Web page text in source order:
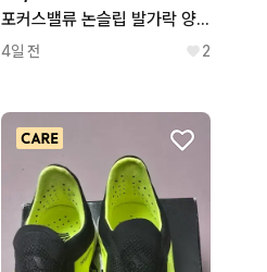
포커스밸류 논슬립 발가락 양말 2켤레
4일 전 2